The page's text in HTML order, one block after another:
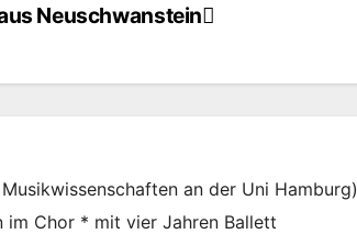
Neuschwanstein
an der Uni Hamburg)
im Chor * mit vier Jahren Ballett